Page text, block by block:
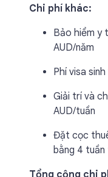
Chi phí khác:
Bảo hiểm y
AUD/năm
Phí visa
Giải trí và
AUD/tuần
Đặt cọc
bằng 4
Tổng cộng chi